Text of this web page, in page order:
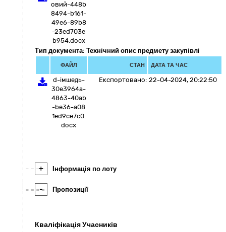
овий-448b
8494-b161-
49e6-89b8
-23ed703e
b954.docx
Тип документа: Технічний опис предмету закупівлі
ФАЙЛ СТАН ДАТА ТА ЧАС
d-імшедь-
30e3964a-
4863-40ab
-be36-a08
1ed9ce7c0.
docx
Експортовано: 22-04-2024, 20:22:50
+ Інформація по лоту
- Пропозиції
Кваліфікація Учасників